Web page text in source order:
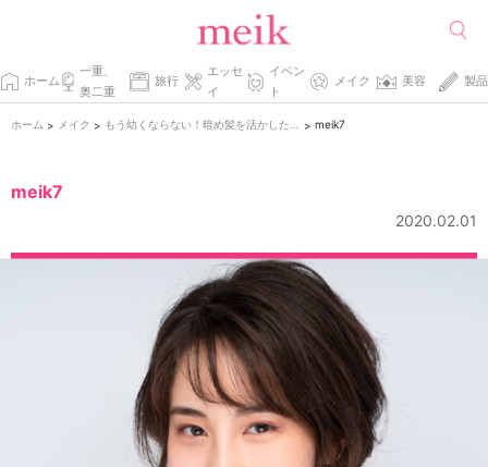
ホーム
一重、
奥二重
旅行
エッセ
イ
イベン
ト
メイク 美容 製品
ホーム > メイク > > meik7
meik7
2020.02.01